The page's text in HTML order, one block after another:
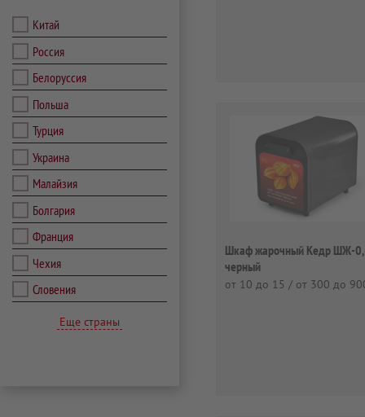
Китай
Россия
Белоруссия
Польша
Турция
Украина
Малайзия
Болгария
Франция
Чехия
Словения
Еще страны
Шкаф жарочный Кедр ШЖ-
черный
от 10 до 15 / от 300 до